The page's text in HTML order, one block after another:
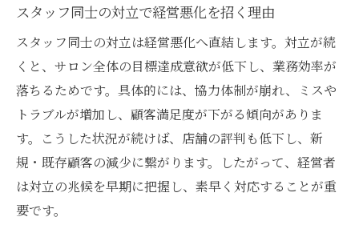
スタッフ同士の対立で経営悪化を招く理由
スタッフ同士の対立は経営悪化へ直結します。対立が続
くと、サロン全体の目標達成意欲が低下し、業務効率が
落ちるためです。具体的には、協力体制が崩れ、ミスや
トラブルが増加し、顧客満足度が下がる傾向がありま
す。こうした状況が続けば、店舗の評判も低下し、新
規・既存顧客の減少に繋がります。したがって、経営者
は対立の兆候を早期に把握し、素早く対応することが重
要です。